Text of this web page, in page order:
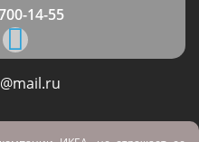
14-55